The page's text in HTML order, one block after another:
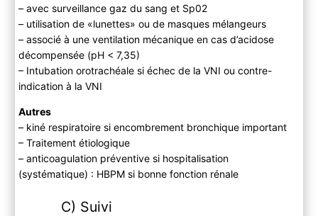
– avec surveillance gaz du sang et Sp02
– utilisation de «lunettes» ou de masques mélangeurs
– associé à une ventilation mécanique en cas d’acidose
décompensée (pH < 7,35)
– Intubation orotrachéale si échec de la VNI ou contre-
indication à la VNI
Autres
– kiné respiratoire si encombrement bronchique important
– Traitement étiologique
– anticoagulation préventive si hospitalisation
(systématique) : HBPM si bonne fonction rénale
C) Suivi